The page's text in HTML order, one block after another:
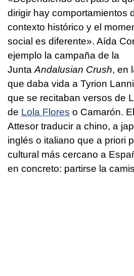
dirigir hay comportamientos
contexto histórico y el
social es diferente». Aída
ejemplo la campaña de la
Junta Andalusian Crush, en
que daba vida a Tyrion
que se recitaban versos de
de Lola Flores o Camarón.
Attesor traducir a chino, a
inglés o italiano que a priori
cultural más cercano a
en concreto: partirse la